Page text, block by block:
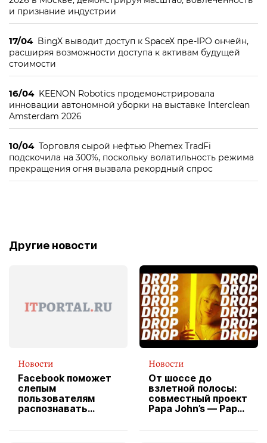
и признание индустрии
17/04 BingX выводит доступ к SpaceX пре-IPO ончейн,
расширяя возможности доступа к активам будущей
стоимости
16/04 KEENON Robotics продемонстрировала
инновации автономной уборки на выставке Interclean
Amsterdam 2026
10/04 Торговля сырой нефтью Phemex TradFi
подскочила на 300%, поскольку волатильность режима
прекращения огня вызвала рекордный спрос
Другие новости
Новости
Facebook поможет
слепым
пользователям
распознавать
Новости
От шоссе до
взлетной полосы:
совместный проект
Papa John’s — Papa
вводит